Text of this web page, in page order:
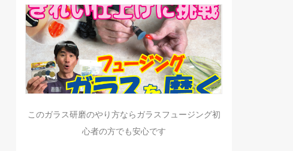
このガラス研磨のやり方ならガラスフュージング初
心者の方でも安心です